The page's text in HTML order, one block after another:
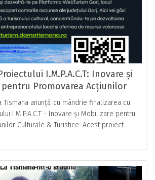
I.M.P.A.C.T: Inovare și
pentru Promovarea Acțiunilor
& Turistice în Județul Gorj
Tismana anunță cu mândrie finalizarea cu
I.M.P.A.C.T - Inovare și Mobilizare pentru
Culturale & Turistice. Acest proiect … ...